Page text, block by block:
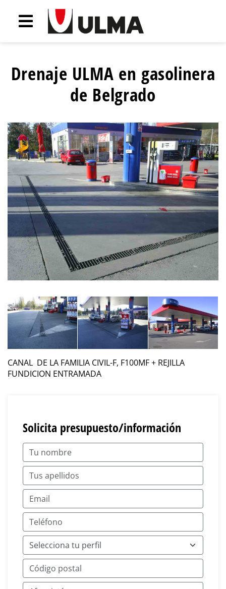
Drenaje ULMA en gasolinera
de Belgrado
CANAL DE LA FAMILIA CIVIL-F, F100MF + REJILLA
FUNDICION ENTRAMADA
Solicita presupuesto/información